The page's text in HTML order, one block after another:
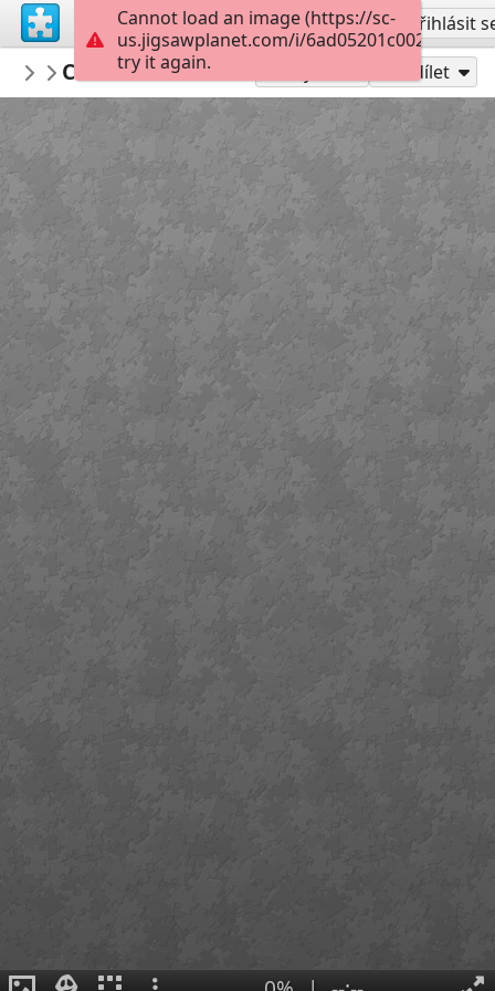
Vytvořit účet Přihlásit
montgomerymfa
...
Charles Burchfield_Arctic Owl_Hard 252
Sdílet
Cannot load an image (https://sc-
us.jigsawplanet.com/i/
try it again.